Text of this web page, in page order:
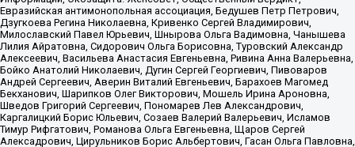
Евразийская антимонопольная ассоциация, Бедушев Петр Петрович,
Дзугкоева Регина Николаевна, Кривенко Сергей Владимирович,
Милославский Павел Юрьевич, Шнырова Ольга Вадимовна, Чанышева
Лилия Айратовна, Сидорович Ольга Борисовна, Туровский Александр
Алексеевич, Васильева Анастасия Евгеньевна, Ривина Анна Валерьевна,
Бойко Анатолий Николаевич, Дугин Сергей Георгиевич, Пивоваров
Андрей Сергеевич, Аверин Виталий Евгеньевич, Барахоев Магомед
Бекханович, Шарипков Олег Викторович, Мошель Ирина Ароновна,
Шведов Григорий Сергеевич, Пономарев Лев Александрович,
Каргалицкий Борис Юльевич, Созаев Валерий Валерьевич, Исламов
Тимур Рифгатович, Романова Ольга Евгеньевна, Щаров Сергей
Алексадрович, Цирульников Борис Альбертович, Гасан Ольга Павловна,